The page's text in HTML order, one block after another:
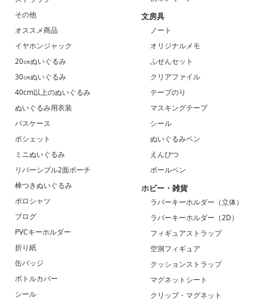
その他
オススメ商品
イヤホンジャック
20㎝ぬいぐるみ
30㎝ぬいぐるみ
40cm以上のぬいぐるみ
ぬいぐるみ用衣装
パスケース
ポシェット
ミニぬいぐるみ
リバーシブル2面ポーチ
棒つきぬいぐるみ
ポロシャツ
ブログ
PVCキーホルダー
折り紙
缶バッジ
ボトルカバー
シール
文房具
ノート
オリジナルメモ
ふせんセット
クリアファイル
テープのり
マスキングテープ
シール
ぬいぐるみペン
えんぴつ
ボールペン
ホビー・雑貨
ラバーキーホルダー（立体）
ラバーキーホルダー（2D）
フィギュアストラップ
空洞フィギュア
クッションストラップ
マグネットシート
クリップ・マグネット